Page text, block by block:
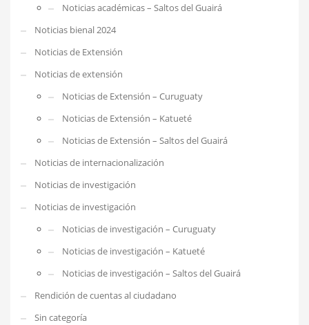
Noticias académicas – Saltos del Guairá
Noticias bienal 2024
Noticias de Extensión
Noticias de extensión
Noticias de Extensión – Curuguaty
Noticias de Extensión – Katueté
Noticias de Extensión – Saltos del Guairá
Noticias de internacionalización
Noticias de investigación
Noticias de investigación
Noticias de investigación – Curuguaty
Noticias de investigación – Katueté
Noticias de investigación – Saltos del Guairá
Rendición de cuentas al ciudadano
Sin categoría